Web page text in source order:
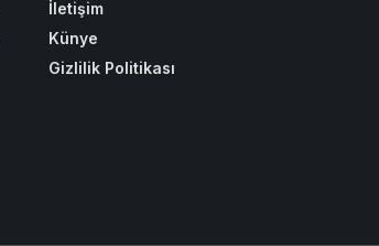
İletişim
Künye
Gizlilik Politikası